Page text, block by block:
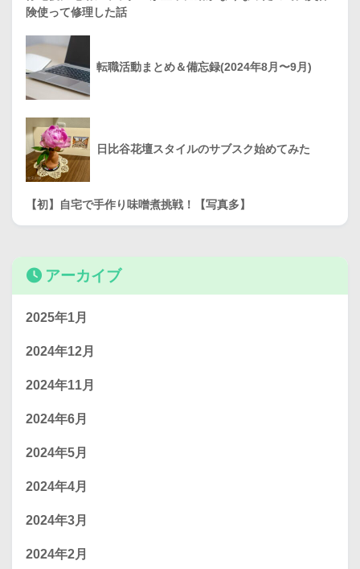
険使って修理した話
転職活動まとめ＆備忘録(2024年8月〜9月)
日比谷花壇スタイルのサブスク始めてみた
【初】自宅で手作り味噌煮挑戦！【写真多】
アーカイブ
2025年1月
2024年12月
2024年11月
2024年6月
2024年5月
2024年4月
2024年3月
2024年2月